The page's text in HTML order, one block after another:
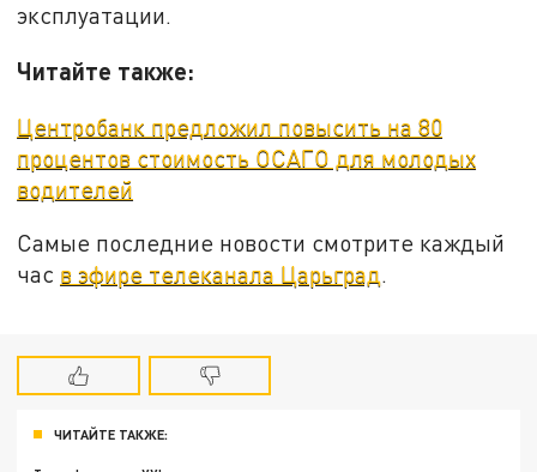
эксплуатации.
Читайте также:
Центробанк предложил повысить на 80
процентов стоимость ОСАГО для молодых
водителей
Самые последние новости смотрите каждый
час в эфире телеканала Царьград.
ЧИТАЙТЕ ТАКЖЕ: